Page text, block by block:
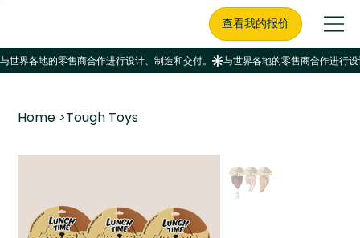
查看我的报价
Home >Tough Toys